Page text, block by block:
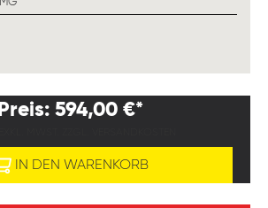
Preis: 594,00 €*
IN DEN WARENKORB